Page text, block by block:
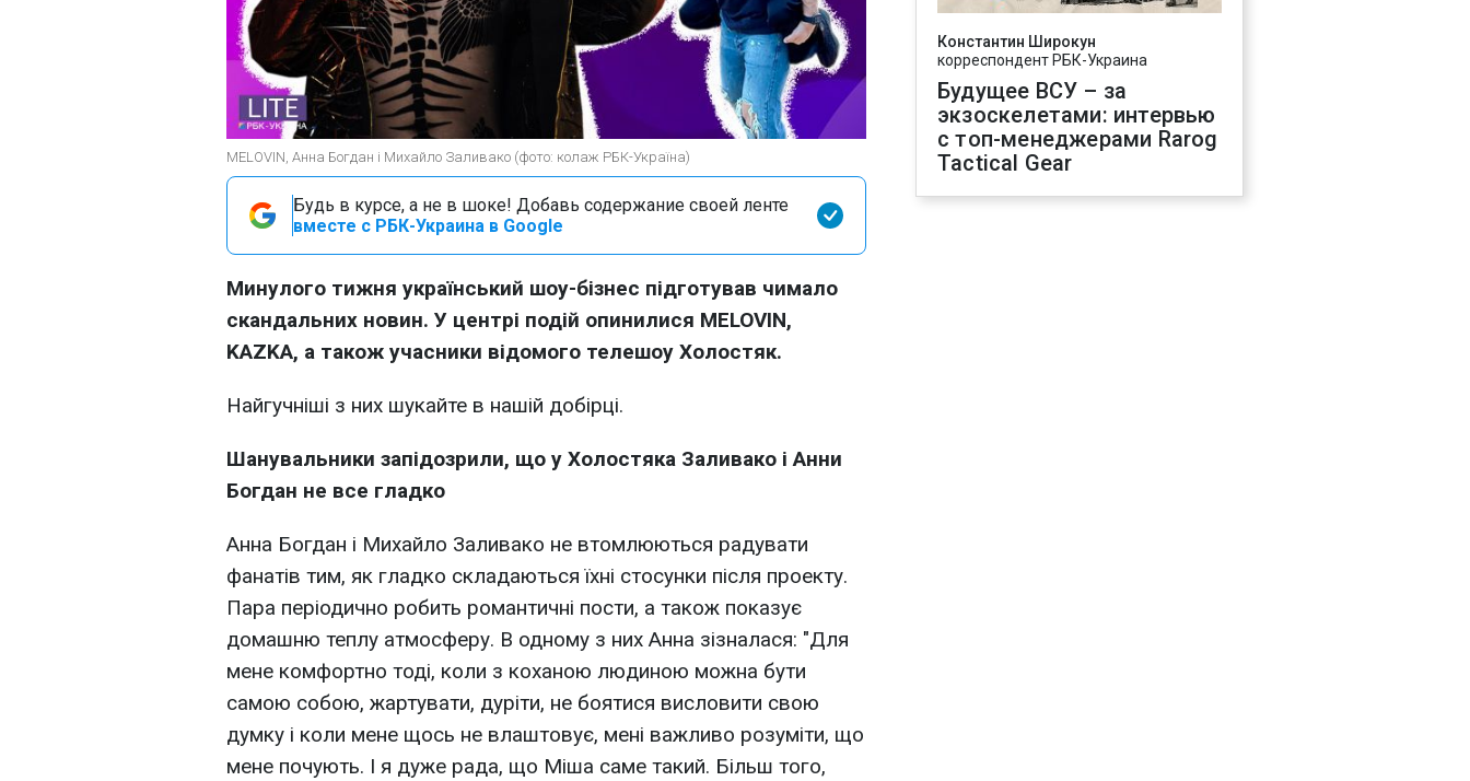
MELOVIN, Анна Богдан і Михайло Заливако (фото: колаж РБК-Україна)
Будь в курсе, а не в шоке! Добавь содержание своей ленте
вместе с РБК-Украина в Google
Минулого тижня український шоу-бізнес підготував чимало
скандальних новин. У центрі подій опинилися MELOVIN,
KAZKA, а також учасники відомого телешоу Холостяк.
Найгучніші з них шукайте в нашій добірці.
Шанувальники запідозрили, що у Холостяка Заливако і Анни
Богдан не все гладко
Анна Богдан і Михайло Заливако не втомлюються радувати
фанатів тим, як гладко складаються їхні стосунки після проекту.
Пара періодично робить романтичні пости, а також показує
домашню теплу атмосферу. В одному з них Анна зізналася: "Для
мене комфортно тоді, коли з коханою людиною можна бути
самою собою, жартувати, дуріти, не боятися висловити свою
думку і коли мене щось не влаштовує, мені важливо розуміти, що
мене почують. І я дуже рада, що Міша саме такий. Більш того,
Константин Широкун
корреспондент РБК-Украина
Будущее ВСУ – за
экзоскелетами: интервью
с топ-менеджерами Rarog
Tactical Gear